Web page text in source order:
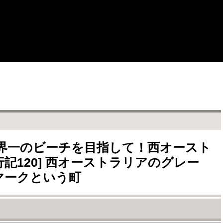
のビーチを目指して！西オースト
120] 西オーストラリアのグレー
ークという町